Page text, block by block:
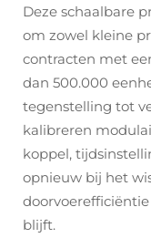
Deze schaalbare
om zowel kleine
contracten met
dan 500.000
tegenstelling tot
kalibreren
koppel,
opnieuw bij het
blijft.